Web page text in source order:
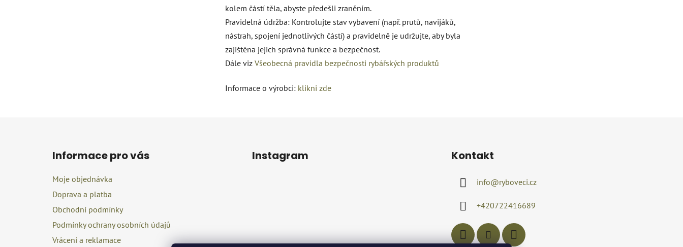
kolem částí těla, abyste předešli zraněním.
Pravidelná údržba: Kontrolujte stav vybavení (např. prutů, navijáků,
nástrah, spojení jednotlivých částí) a pravidelně je udržujte, aby byla
zajištěna jejich správná funkce a bezpečnost.
Dále viz Všeobecná pravidla bezpečnosti rybářských produktů
Informace o výrobci: klikni zde
Informace pro vás
Moje objednávka
Doprava a platba
Obchodní podmínky
Podmínky ochrany osobních údajů
Vrácení a reklamace
Instagram Kontakt
info@ryboveci.cz
+420722416689